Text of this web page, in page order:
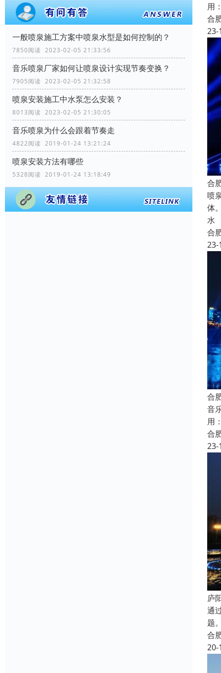
一般喷泉施工方案中喷泉水型是如何控制的？
7850阅读 2023-02-05 21:33:56
音乐喷泉厂家如何让喷泉设计实现节奏变换？
7905阅读 2023-02-05 21:32:58
喷泉安装施工中水泵怎么安装？
8013阅读 2023-02-05 21:30:05
音乐喷泉为什么会跟着节奏走
4822阅读 2019-01-24 13:21:24
喷泉安装方法有哪些
5328阅读 2019-01-24 13:18:49
用
合
23-
合
喷
体
水
合
23-
合
音
用
合
23-
庐
通
题
合
20-